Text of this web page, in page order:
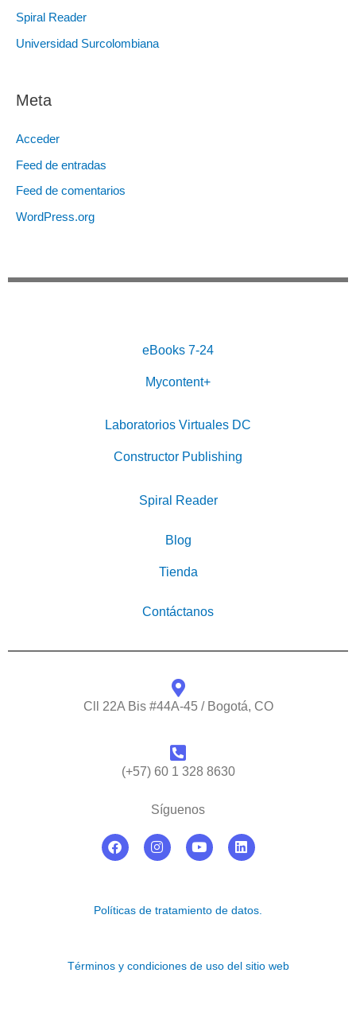
Spiral Reader
Universidad Surcolombiana
Meta
Acceder
Feed de entradas
Feed de comentarios
WordPress.org
eBooks 7-24
Mycontent+
Laboratorios Virtuales DC
Constructor Publishing
Spiral Reader
Blog
Tienda
Contáctanos
Cll 22A Bis #44A-45 / Bogotá, CO
(+57) 60 1 328 8630
Síguenos
F
a
o
I
n
g
Y
o
b
L
i
d
Políticas de tratamiento de datos.
Términos y condiciones de uso del sitio web